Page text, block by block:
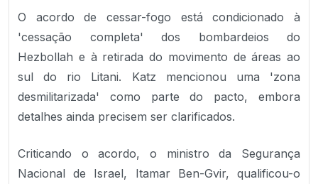
O acordo de cessar-fogo está condicionado à
'cessação completa' dos bombardeios do
Hezbollah e à retirada do movimento de áreas ao
sul do rio Litani. Katz mencionou uma 'zona
desmilitarizada' como parte do pacto, embora
detalhes ainda precisem ser clarificados.
Criticando o acordo, o ministro da Segurança
Nacional de Israel, Itamar Ben-Gvir, qualificou-o